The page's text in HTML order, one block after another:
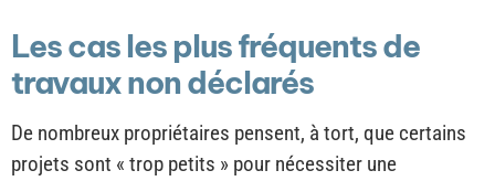
Les cas les plus fréquents de
travaux non déclarés
De nombreux propriétaires pensent, à tort, que certains
projets sont « trop petits » pour nécessiter une